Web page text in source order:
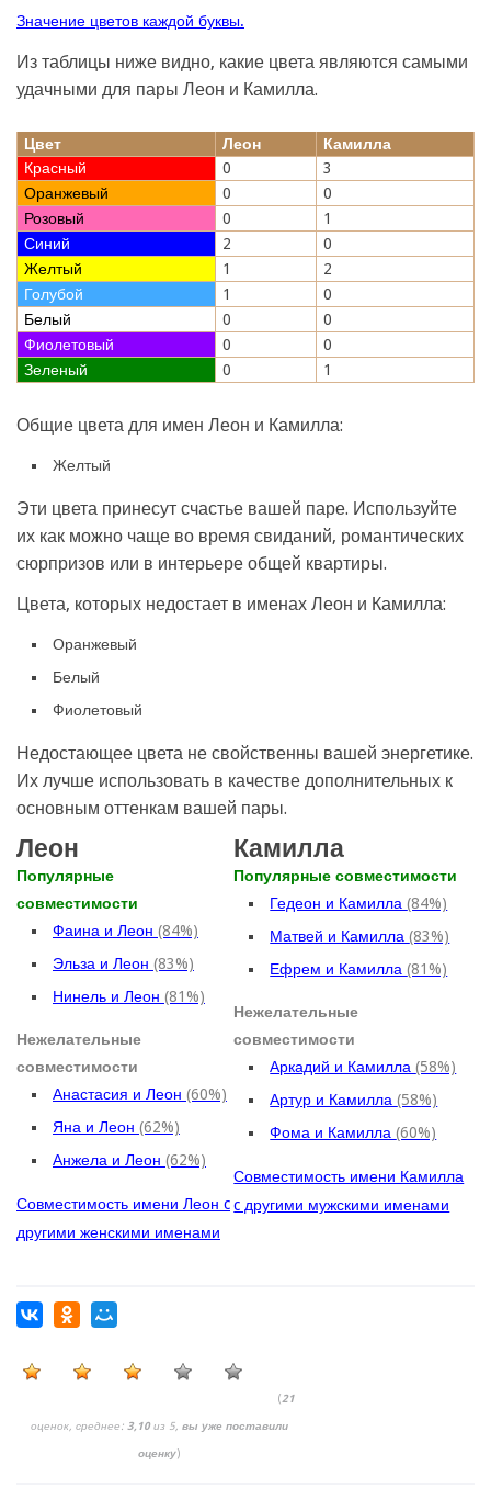
Значение цветов каждой буквы.
Из таблицы ниже видно, какие цвета являются самыми
удачными для пары Леон и Камилла.
Цвет Леон
Камилла
Красный
0
3
Оранжевый
0
0
Розовый
0
1
Синий
2
0
Желтый
1
2
Голубой
1
0
Белый
0
0
Фиолетовый
0
0
Зеленый
0 1
Общие цвета для имен Леон и Камилла:
Желтый
Эти цвета принесут счастье вашей паре. Используйте
их как можно чаще во время свиданий, романтических
сюрпризов или в интерьере общей квартиры.
Цвета, которых недостает в именах Леон и Камилла:
Оранжевый
Белый
Фиолетовый
Недостающее цвета не свойственны вашей энергетике.
Их лучше использовать в качестве дополнительных к
основным оттенкам вашей пары.
Леон
Популярные
совместимости
Фаина и Леон (84%)
Эльза и Леон (83%)
Нинель и Леон (81%)
Нежелательные
совместимости
Анастасия и Леон (60%)
Яна и Леон (62%)
Анжела и Леон (62%)
Совместимость имени Леон c
другими женскими именами
Камилла
Популярные совместимости
Гедеон и Камилла(84%)
Матвей и Камилла(83%)
Ефрем и Камилла(81%)
Нежелательные
совместимости
Аркадий и Камилла(58%)
Артур и Камилла(58%)
Фома и Камилла(60%)
Совместимость имени Камилла
c другими мужскими именами
(21
оценок, среднее: 3,10из 5, вы уже поставили
оценку)